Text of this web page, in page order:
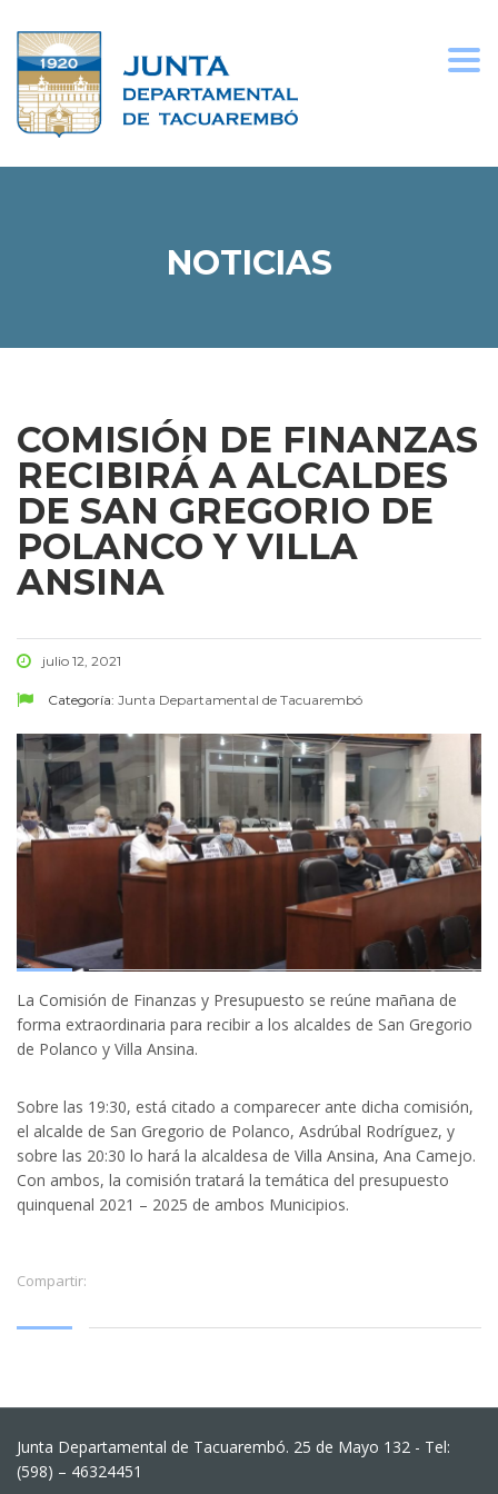
NOTICIAS
COMISIÓN DE FINANZAS
RECIBIRÁ A ALCALDES
DE SAN GREGORIO DE
POLANCO Y VILLA
ANSINA
julio 12, 2021
Categoría: Junta Departamental de Tacuarembó
La Comisión de Finanzas y Presupuesto se reúne mañana de
forma extraordinaria para recibir a los alcaldes de San Gregorio
de Polanco y Villa Ansina.
Sobre las 19:30, está citado a comparecer ante dicha comisión,
el alcalde de San Gregorio de Polanco, Asdrúbal Rodríguez, y
sobre las 20:30 lo hará la alcaldesa de Villa Ansina, Ana Camejo.
Con ambos, la comisión tratará la temática del presupuesto
quinquenal 2021 – 2025 de ambos Municipios.
Compartir:
Junta Departamental de Tacuarembó. 25 de Mayo 132 - Tel:
(598) – 46324451